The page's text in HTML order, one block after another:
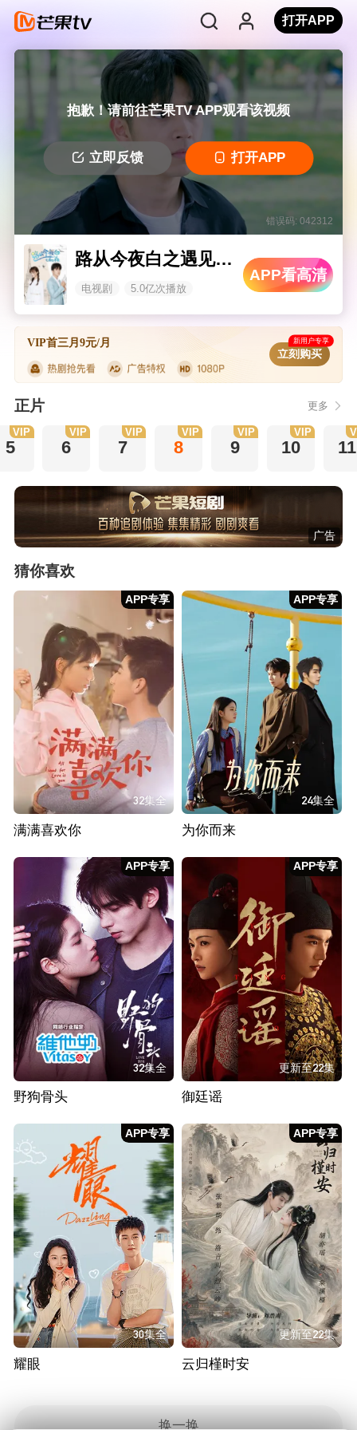
打开APP
抱歉！请前往芒果TV APP观看该视频
立即反馈 打开APP
错误码: 042312
路从今夜白之遇见青春
电视剧 5.0亿次播放
APP看高清
VIP首三月9元/月 新用户专享
立刻购买
正片 更多
5
VIP
6
VIP
7
VIP
8
VIP
9
VIP
10
VIP
11
广告
猜你喜欢
APP专享
32集全
满满喜欢你
APP专享
24集全
为你而来
APP专享
32集全
野狗骨头
APP专享
更新至22集
御廷谣
APP专享
30集全
耀眼
APP专享
更新至22集
云归槿时安
换一换